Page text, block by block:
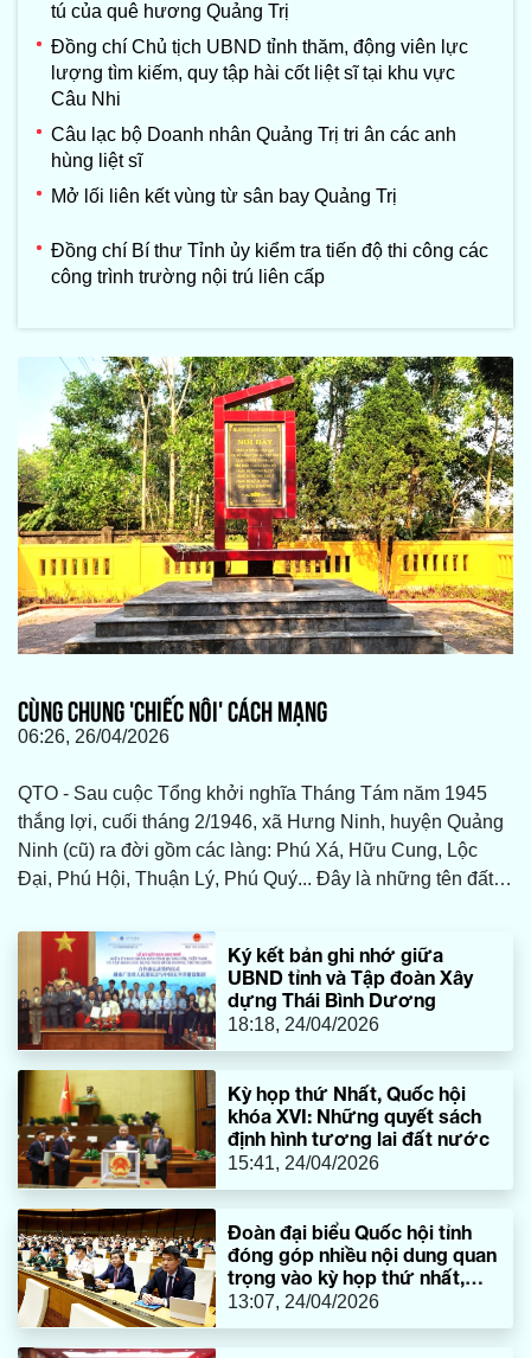
tú của quê hương Quảng Trị
Đồng chí Chủ tịch UBND tỉnh thăm, động viên lực
lượng tìm kiếm, quy tập hài cốt liệt sĩ tại khu vực
Câu Nhi
Câu lạc bộ Doanh nhân Quảng Trị tri ân các anh
hùng liệt sĩ
Mở lối liên kết vùng từ sân bay Quảng Trị
Đồng chí Bí thư Tỉnh ủy kiểm tra tiến độ thi công các
công trình trường nội trú liên cấp
CÙNG CHUNG 'CHIẾC NÔI' CÁCH MẠNG
06:26, 26/04/2026
QTO - Sau cuộc Tổng khởi nghĩa Tháng Tám năm 1945
thắng lợi, cuối tháng 2/1946, xã Hưng Ninh, huyện Quảng
Ninh (cũ) ra đời gồm các làng: Phú Xá, Hữu Cung, Lộc
Đại, Phú Hội, Thuận Lý, Phú Quý... Đây là những tên đất,
10/4/1947, Chi bộ Đảng Hưng Ninh thành lập, tiền thân
của Đảng bộ phường Đồng Thuận ngày nay...
Ký kết bản ghi nhớ giữa
UBND tỉnh và Tập đoàn Xây
dựng Thái Bình Dương
18:18, 24/04/2026
Kỳ họp thứ Nhất, Quốc hội
khóa XVI: Những quyết sách
định hình tương lai đất nước
15:41, 24/04/2026
Đoàn đại biểu Quốc hội tỉnh
đóng góp nhiều nội dung quan
trọng vào kỳ họp thứ nhất,
Quốc hội khóa XVI
13:07, 24/04/2026